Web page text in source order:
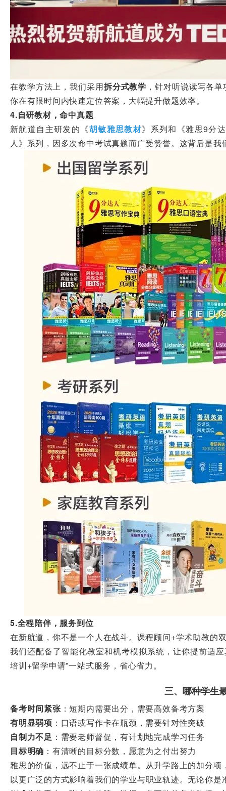
在教学方法上，我们采用拆分式教学 ，针对听说读写各
你在有限时间内快速定位答案，大幅提升做题效率。
4.自研教材，命中真题
新航道自主研发的《胡敏雅思教材》系列和《雅思9分
人》系列，因多次命中考试真题而广受赞誉。这背后是
5.全程陪伴，服务到位
在新航道，你不是一个人在战斗。课程顾问+学术助教的
我们还配备了智能化教室和机考模拟系统，让你提前适
培训+留学申请”一站式服务，省心省力。
三、哪种学生
备考时间紧张：短期内需要出分，需要高效备考方案
有明显弱项 ：口语或写作卡在瓶颈，需要针对性突破
自制力不足 ：需要老师督促，有计划地完成学习任务
目标明确 ：有清晰的目标分数，愿意为之付出努力
雅思的价值，远不止于一张成绩单。从升学路上的加分
以更广泛的方式影响着我们的学业与职业轨迹。无论你